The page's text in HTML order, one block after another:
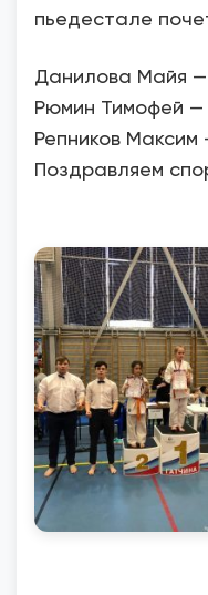
пьедестале
Данилова Майя —
Рюмин Тимофей —
Репников Максим
Поздравляем